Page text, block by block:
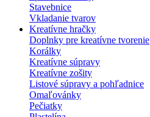
Stavebnice
Vkladanie tvarov
Kreatívne hračky
Doplnky pre kreatívne tvorenie
Korálky
Kreatívne súpravy
Kreatívne zošity
Listové súpravy a pohľadnice
Omaľovánky
Pečiatky